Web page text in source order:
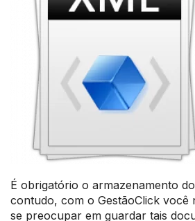
É obrigatório o armazenamento
contudo, com o GestãoClick você
se preocupar em guardar tais